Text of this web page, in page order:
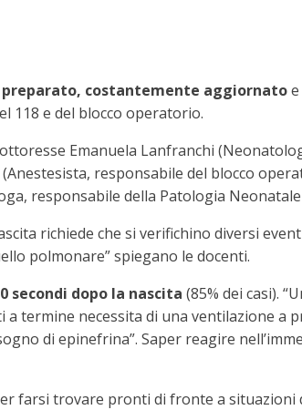
costantemente aggiornato
118 e del blocco operatorio.
Emanuela Lanfranchi
responsabile del blocco
responsabile della Patologia Neonatale
richiede che si verifichino diversi
polmonare” spiegano le docenti.
secondi dopo la nascita (85% dei casi).
termine necessita di una ventilazione a
di epinefrina”. Saper reagire
farsi trovare pronti di fronte a situazioni